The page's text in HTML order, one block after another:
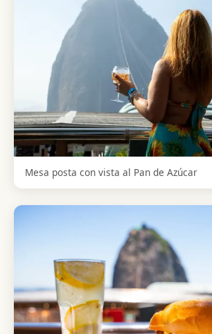
Mesa posta con vista al Pan de Azúcar